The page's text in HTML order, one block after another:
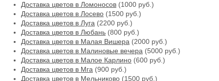
Доставка цветов в Ломоносов (1000 руб.)
Доставка цветов в Лосево (1500 руб.)
Доставка цветов в Луга (2200 руб.)
Доставка цветов в Любань (800 руб.)
Доставка цветов в Малая Вишера (2000 руб.)
Доставка цветов в Малиновые вечера (5000 руб.)
Доставка цветов в Малое Карлино (600 руб.)
Доставка цветов в Мга (900 руб.)
Доставка цветов в Мельниково (1500 руб.)